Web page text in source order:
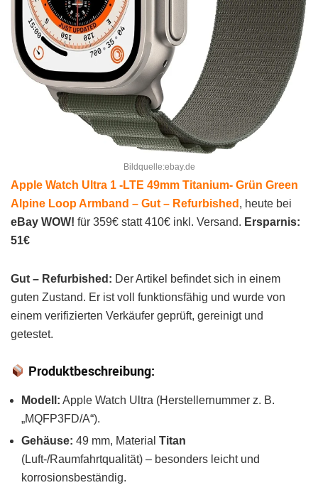
Bildquelle:ebay.de
Apple Watch Ultra 1 -LTE 49mm Titanium- Grün Green
Alpine Loop Armband – Gut – Refurbished , heute bei
eBay WOW! für 359€ statt 410€ inkl. Versand. Ersparnis:
51€
Gut – Refurbished: Der Artikel befindet sich in einem
guten Zustand. Er ist voll funktionsfähig und wurde von
einem verifizierten Verkäufer geprüft, gereinigt und
getestet.
Produktbeschreibung:
Modell: Apple Watch Ultra (Herstellernummer z. B.
„MQFP3FD/A“).
Gehäuse: 49 mm, Material Titan
(Luft-/Raumfahrtqualität) – besonders leicht und
korrosionsbeständig.